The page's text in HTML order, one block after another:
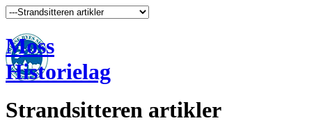
Moss
Historielag
Strandsitteren artikler